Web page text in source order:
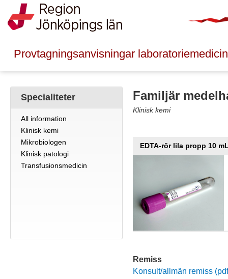
Provtagningsanvisningar laboratoriemedicin
Specialiteter
All information
Klinisk kemi
Mikrobiologen
Klinisk patologi
Transfusionsmedicin
Familjär
Klinisk kemi
EDTA-rör lila propp 10
Remiss
Konsult/allmän remiss